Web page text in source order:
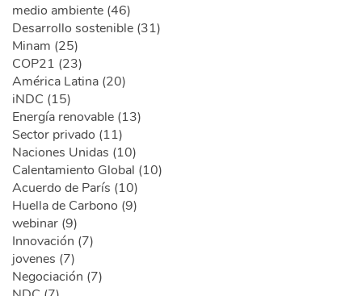
medio ambiente (46)
Desarrollo sostenible (31)
Minam (25)
COP21 (23)
América Latina (20)
iNDC (15)
Energía renovable (13)
Sector privado (11)
Naciones Unidas (10)
Calentamiento Global (10)
Acuerdo de París (10)
Huella de Carbono (9)
webinar (9)
Innovación (7)
jovenes (7)
Negociación (7)